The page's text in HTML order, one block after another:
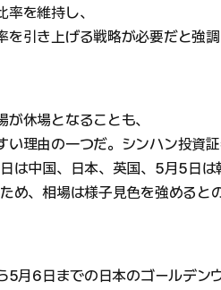
を維持し、
引き上げる戦略が必要だと強調
休場となることも、
理由の一つだ。シンハン投資証
は中国、日本、英国、5月5日は
め、相場は様子見色を強めると
月6日までの日本のゴールデンウ